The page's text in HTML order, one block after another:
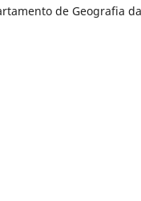
de Geografia